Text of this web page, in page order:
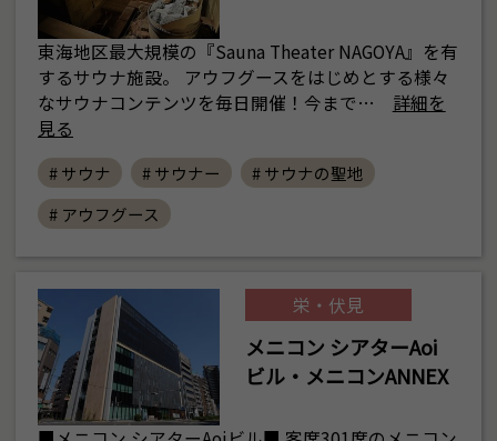
東海地区最大規模の『Sauna Theater NAGOYA』を有
するサウナ施設。 アウフグースをはじめとする様々
なサウナコンテンツを毎日開催！今まで…
詳細を
見る
# サウナ # サウナー
# サウナの聖地
# アウフグース
栄・伏見
メニコン シアターAoi
ビル・メニコンANNEX